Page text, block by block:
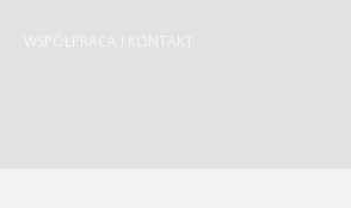
WSPÓŁPRACA I KONTAKT